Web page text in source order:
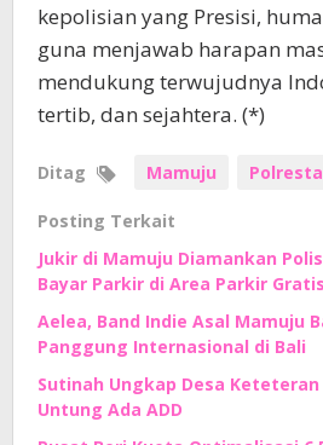
kepolisian yang Presisi,
guna menjawab harapan
mendukung terwujudnya
tertib, dan sejahtera. (*)
Ditag Mamuju
Posting Terkait
Jukir di Mamuju Diamankan
Bayar Parkir di Area Parkir Gratis
Aelea, Band Indie Asal Mamuju
Panggung Internasional di Bali
Sutinah Ungkap Desa
Untung Ada ADD